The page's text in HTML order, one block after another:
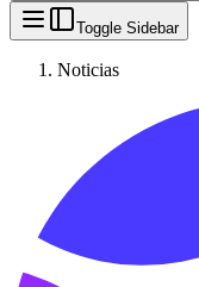
Toggle Sidebar
Noticias